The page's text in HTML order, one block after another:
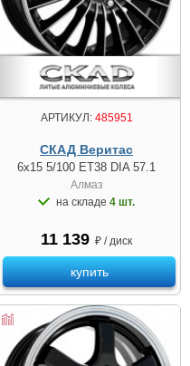
АРТИКУЛ:485951
СКАД Веритас
6x15 5/100 ET38 DIA 57.1
Алмаз
на складе 4 шт.
11 139 ₽ / диск
купить